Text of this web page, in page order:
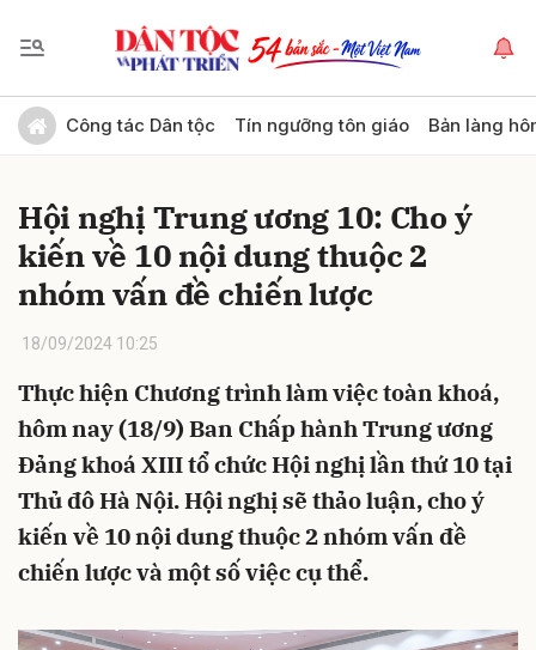
Công tác Dân tộc Tín ngưỡng tôn giáo Bản làng
Hội nghị Trung ương 10: Cho ý
kiến về 10 nội dung thuộc 2
nhóm vấn đề chiến lược
18/09/2024 10:25
Thực hiện Chương trình làm việc toàn khoá,
hôm nay (18/9) Ban Chấp hành Trung ương
Đảng khoá XIII tổ chức Hội nghị lần thứ 10 tại
Thủ đô Hà Nội. Hội nghị sẽ thảo luận, cho ý
kiến về 10 nội dung thuộc 2 nhóm vấn đề
chiến lược và một số việc cụ thể.
Gửi bình luận